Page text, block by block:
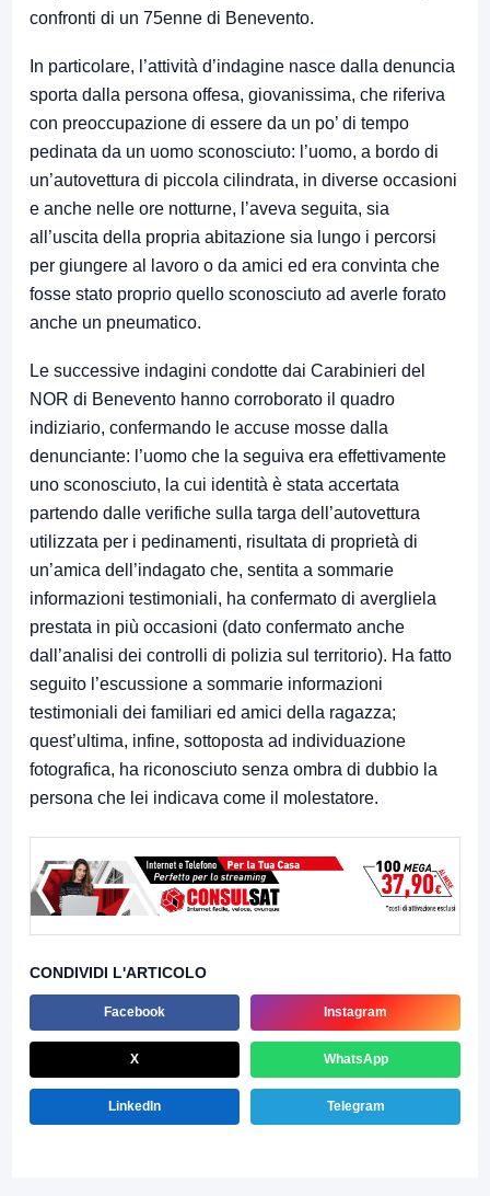
confronti di un 75enne di Benevento.
In particolare, l’attività d’indagine nasce dalla denuncia
sporta dalla persona offesa, giovanissima, che riferiva
con preoccupazione di essere da un po’ di tempo
pedinata da un uomo sconosciuto: l’uomo, a bordo di
un’autovettura di piccola cilindrata, in diverse occasioni
e anche nelle ore notturne, l’aveva seguita, sia
all’uscita della propria abitazione sia lungo i percorsi
per giungere al lavoro o da amici ed era convinta che
fosse stato proprio quello sconosciuto ad averle forato
anche un pneumatico.
Le successive indagini condotte dai Carabinieri del
NOR di Benevento hanno corroborato il quadro
indiziario, confermando le accuse mosse dalla
denunciante: l’uomo che la seguiva era effettivamente
uno sconosciuto, la cui identità è stata accertata
partendo dalle verifiche sulla targa dell’autovettura
utilizzata per i pedinamenti, risultata di proprietà di
un’amica dell’indagato che, sentita a sommarie
informazioni testimoniali, ha confermato di avergliela
prestata in più occasioni (dato confermato anche
dall’analisi dei controlli di polizia sul territorio). Ha fatto
seguito l’escussione a sommarie informazioni
testimoniali dei familiari ed amici della ragazza;
quest’ultima, infine, sottoposta ad individuazione
fotografica, ha riconosciuto senza ombra di dubbio la
persona che lei indicava come il molestatore.
CONDIVIDI L'ARTICOLO
Facebook Instagram
X WhatsApp
LinkedIn Telegram